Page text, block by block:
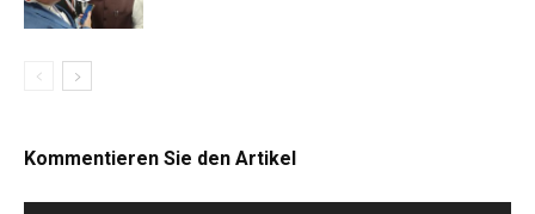
Kommentieren Sie den Artikel